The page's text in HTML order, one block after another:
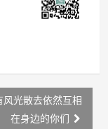
风光散去依然互相
在身边的你们